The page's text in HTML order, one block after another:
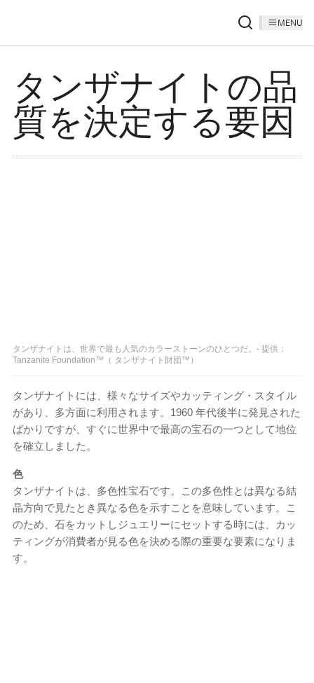
MENU
タンザナイトの品
質を決定する要因
タンザナイトは、世界で最も人気のカラーストーンのひとつだ。- 提供：
Tanzanite Foundation™（ タンザナイト財団™）
タンザナイトには、様々なサイズやカッティング・スタイル
があり、多方面に利用されます。1960 年代後半に発見された
ばかりですが、すぐに世界中で最高の宝石の一つとして地位
を確立しました。
色
タンザナイトは、多色性宝石です。この多色性とは異なる結
晶方向で見たとき異なる色を示すことを意味しています。こ
のため、石をカットしジュエリーにセットする時には、カッ
ティングが消費者が見る色を決める際の重要な要素になりま
す。